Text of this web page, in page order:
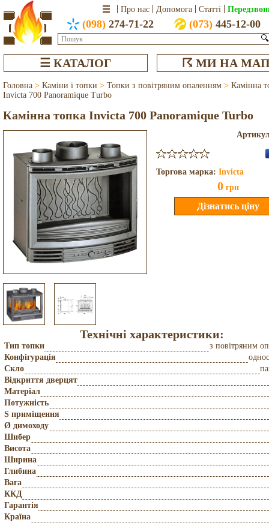
Про нас Допомога Статті
(098) 274-71-22 (073)445-12-00
🔍
☰ КАТАЛОГ ☈ МИ НА
Головна > Каміни і топки > Топки з повітряним опаленням > Камінна
Invicta 700 Panoramique Turbo
Камінна топка Invicta 700 Panoramique Turbo
Торгова марка: Invicta
0 грн
Технічні характеристики:
Тип топки
з повітряним
Конфігурація
Скло
Відкриття дверцят
Матеріал
Потужність
S приміщення
Ø димоходу
Шибер
Висота
Ширина
Глибина
Вага
ККД
Гарантія
Країна